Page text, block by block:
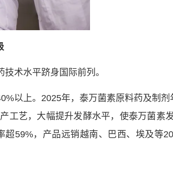
术水平跻身国际前列。
以上。2025年，泰万菌素原料药及制剂
工艺，大幅提升发酵水平，使泰万菌素
59%，产品远销越南、巴西、埃及等